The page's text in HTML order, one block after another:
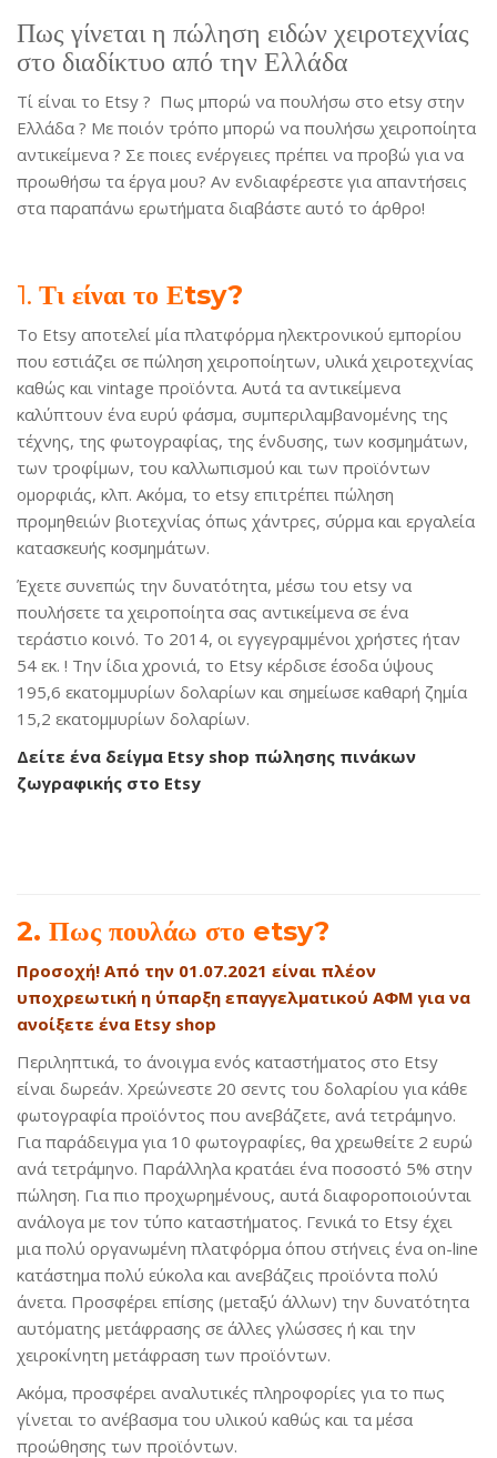
Πως γίνεται η πώληση ειδών χειροτεχνίας
στο διαδίκτυο από την Ελλάδα
Τί είναι το Εtsy ? Πως μπορώ να πουλήσω στο etsy στην
Ελλάδα ? Με ποιόν τρόπο μπορώ να πουλήσω χειροποίητα
αντικείμενα ? Σε ποιες ενέργειες πρέπει να προβώ για να
προωθήσω τα έργα μου? Αν ενδιαφέρεστε για απαντήσεις
στα παραπάνω ερωτήματα διαβάστε αυτό το άρθρο!
1. Τι είναι το Εtsy?
To Etsy αποτελεί μία πλατφόρμα ηλεκτρονικού εμπορίου
που εστιάζει σε πώληση χειροποίητων, υλικά χειροτεχνίας
καθώς και vintage προϊόντα. Αυτά τα αντικείμενα
καλύπτουν ένα ευρύ φάσμα, συμπεριλαμβανομένης της
τέχνης, της φωτογραφίας, της ένδυσης, των κοσμημάτων,
των τροφίμων, του καλλωπισμού και των προϊόντων
ομορφιάς, κλπ. Ακόμα, το etsy επιτρέπει πώληση
προμηθειών βιοτεχνίας όπως χάντρες, σύρμα και εργαλεία
κατασκευής κοσμημάτων.
Έχετε συνεπώς την δυνατότητα, μέσω του etsy να
πουλήσετε τα χειροποίητα σας αντικείμενα σε ένα
τεράστιο κοινό. Το 2014, οι εγγεγραμμένοι χρήστες ήταν
54 εκ. ! Την ίδια χρονιά, το Etsy κέρδισε έσοδα ύψους
195,6 εκατομμυρίων δολαρίων και σημείωσε καθαρή ζημία
15,2 εκατομμυρίων δολαρίων.
Δείτε ένα δείγμα Etsy shop πώλησης πινάκων
ζωγραφικής στο Etsy
2. Πως πουλάω στο etsy?
Προσοχή! Από την 01.07.2021 είναι πλέον
υποχρεωτική η ύπαρξη επαγγελματικού ΑΦΜ για να
ανοίξετε ένα Etsy shop
Περιληπτικά, το άνοιγμα ενός καταστήματος στο Εtsy
είναι δωρεάν. Χρεώνεστε 20 σεντς του δολαρίου για κάθε
φωτογραφία προϊόντος που ανεβάζετε, ανά τετράμηνο.
Για παράδειγμα για 10 φωτογραφίες, θα χρεωθείτε 2 ευρώ
ανά τετράμηνο. Παράλληλα κρατάει ένα ποσοστό 5% στην
πώληση. Για πιο προχωρημένους, αυτά διαφοροποιούνται
ανάλογα με τον τύπο καταστήματος. Γενικά το Εtsy έχει
μια πολύ οργανωμένη πλατφόρμα όπου στήνεις ένα on-line
κατάστημα πολύ εύκολα και ανεβάζεις προϊόντα πολύ
άνετα. Προσφέρει επίσης (μεταξύ άλλων) την δυνατότητα
αυτόματης μετάφρασης σε άλλες γλώσσες ή και την
χειροκίνητη μετάφραση των προϊόντων.
Ακόμα, προσφέρει αναλυτικές πληροφορίες για το πως
γίνεται το ανέβασμα του υλικού καθώς και τα μέσα
προώθησης των προϊόντων.